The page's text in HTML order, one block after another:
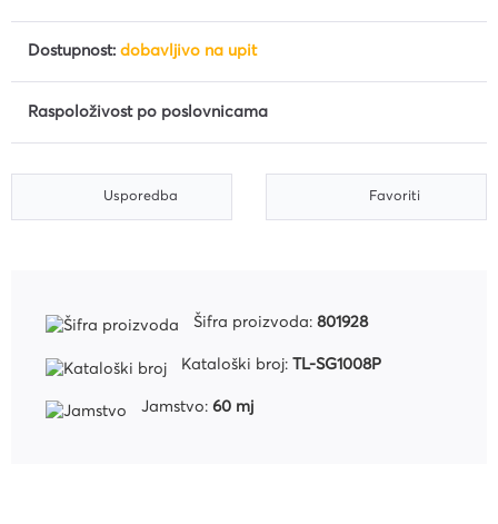
Dostupnost: dobavljivo na upit
Raspoloživost po poslovnicama
Usporedba Favoriti
Šifra proizvoda:801928
Kataloški broj:TL-SG1008P
Jamstvo:60 mj